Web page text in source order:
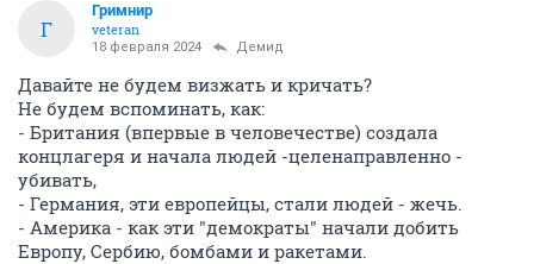
Г
Гримнир
veteran
18 февраля 2024 Демид
Давайте не будем визжать и кричать?
Не будем вспоминать, как:
- Британия (впервые в человечестве) создала
концлагеря и начала людей -целенаправленно -
убивать,
- Германия, эти европейцы, стали людей - жечь.
- Америка - как эти "демократы" начали добить
Европу, Сербию, бомбами и ракетами.